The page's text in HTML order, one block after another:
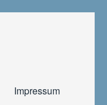
Impressum